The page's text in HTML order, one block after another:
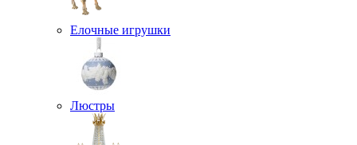
Елочные игрушки
Люстры